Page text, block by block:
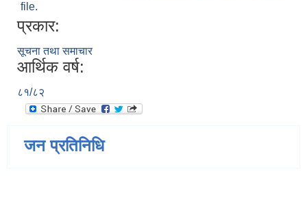
file.
प्रकार:
सूचना तथा समाचार
आर्थिक वर्ष:
८१/८२
जन प्रतिनिधि